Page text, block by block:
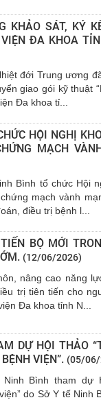
KHẢO SÁT, KÝ
ĐA KHOA
đới Trung ương
giao gói kỹ thuật
Đa khoa tỉ...
HỘI NGHỊ
MẠCH
Bình tổ chức Hội
mạch vành
điều trị bệnh l...
BỘ MỚI
(12/06/2026)
nâng cao năng
trị tiên tiến cho
Đa khoa tỉnh N...
DỰ HỘI THẢO
VIỆN”. (05/
Bình tham dự
do Sở Y tế Ninh